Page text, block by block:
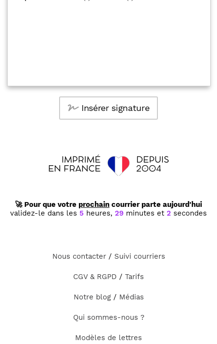
Insérer signature
🚀 Pour que votre prochain courrier parte aujourd'hui
validez-le dans les 5 heures, 29 minutes et 2 secondes
Nous contacter/ Suivi courriers
CGV & RGPD / Tarifs
Notre blog/ Médias
Qui sommes-nous ?
Modèles de lettres